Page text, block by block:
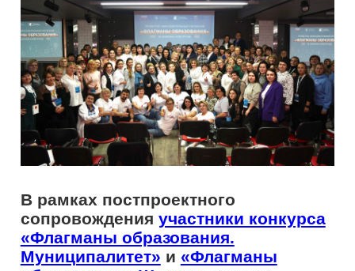
В рамках постпроектного
сопровожденияучастники конкурса
«Флагманы образования.
Муниципалитет»и «Флагманы
образования. Школа»прошли
образовательный интенсив и
получили сертификаты повышения
квалификации по программе
организовано президентской
платформой«Россия – страна
возможностей» совместно с
Министерством образования, науки
и молодежной политики